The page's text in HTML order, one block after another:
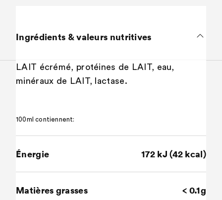
Ingrédients & valeurs nutritives
LAIT écrémé, protéines de LAIT, eau,
minéraux de LAIT, lactase.
100ml contiennent:
Énergie 172 kJ (42 kcal)
Matières grasses < 0.1g